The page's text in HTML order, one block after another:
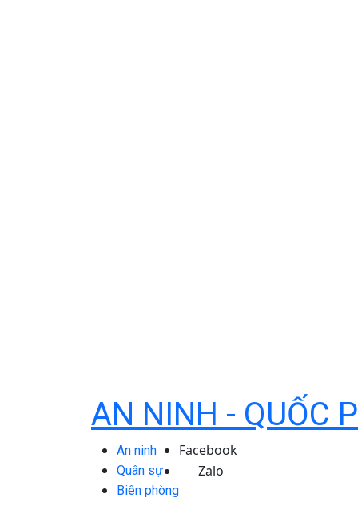
AN NINH - QUỐC
An ninh
Quân sự
Biên phòng
Facebook
Zalo